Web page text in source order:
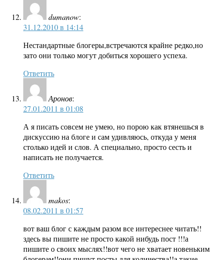
dumanow:
31.12.2010 в 14:14
Нестандартные блогеры,встречаются крайне редко,но
зато они только могут добиться хорошего успеха.
Ответить
Аронов:
27.01.2011 в 01:08
А я писать совсем не умею, но порою как втянешься в
дискуссию на блоге и сам удивляюсь, откуда у меня
столько идей и слов. А специально, просто сесть и
написать не получается.
Ответить
makos:
08.02.2011 в 01:57
вот ваш блог с каждым разом все интереснее читать!!
здесь вы пишите не просто какой нибудь пост !!!а
пишите о своих мыслях!!вот чего не хватает новеньким